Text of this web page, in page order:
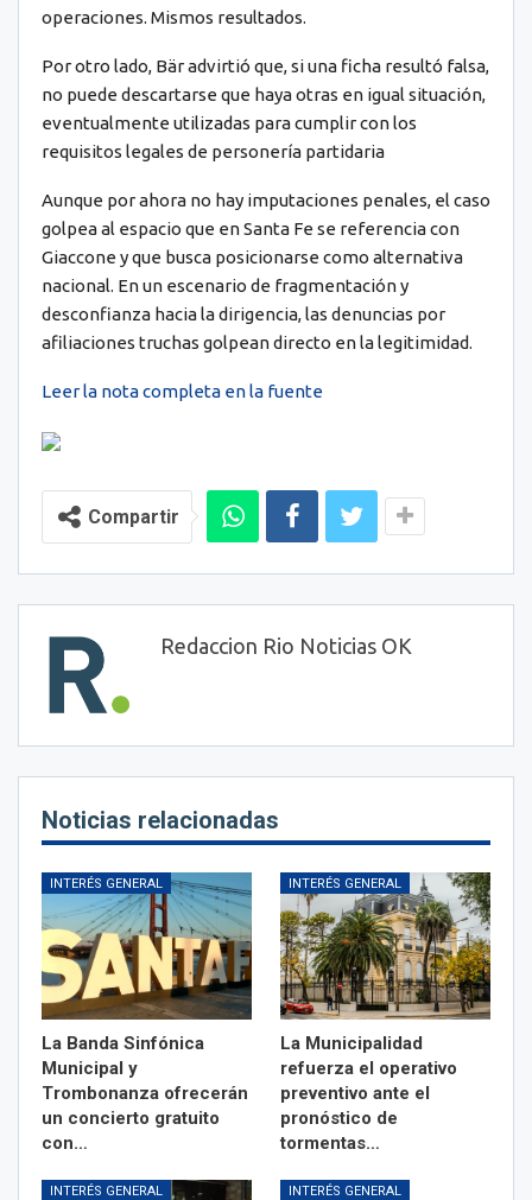
operaciones. Mismos resultados.
Por otro lado, Bär advirtió que, si una ficha resultó falsa,
no puede descartarse que haya otras en igual situación,
eventualmente utilizadas para cumplir con los
requisitos legales de personería partidaria
Aunque por ahora no hay imputaciones penales, el caso
golpea al espacio que en Santa Fe se referencia con
Giaccone y que busca posicionarse como alternativa
nacional. En un escenario de fragmentación y
desconfianza hacia la dirigencia, las denuncias por
afiliaciones truchas golpean directo en la legitimidad.
Leer la nota completa en la fuente
Compartir
Redaccion Rio Noticias OK
Noticias relacionadas
INTERÉS GENERAL
La Banda Sinfónica
Municipal y
Trombonanza ofrecerán
un concierto gratuito
con…
INTERÉS GENERAL
La Municipalidad
refuerza el operativo
preventivo ante el
pronóstico de
tormentas…
INTERÉS GENERAL INTERÉS GENERAL